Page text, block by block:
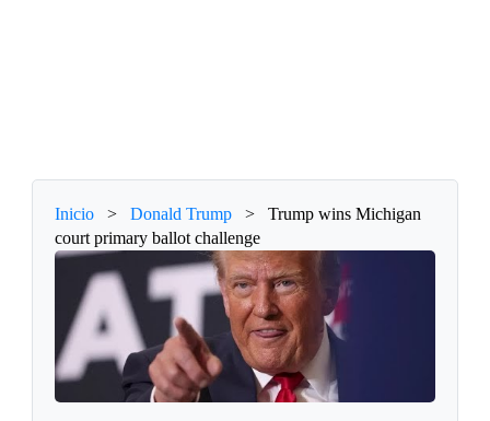
Inicio > Donald Trump >
Trump wins Michigan
court primary ballot challenge